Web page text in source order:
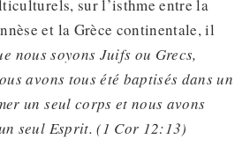
sur l’isthme entre la
et la Grèce continentale, il
nous soyons Juifs ou Grecs,
avons tous été baptisés dans un
un seul corps et nous avons
seul Esprit. (1 Cor 12:13)